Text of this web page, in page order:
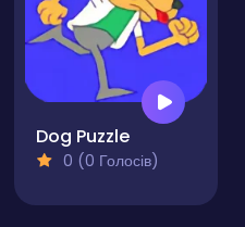
Dog Puzzle
0 (0 Голосів)